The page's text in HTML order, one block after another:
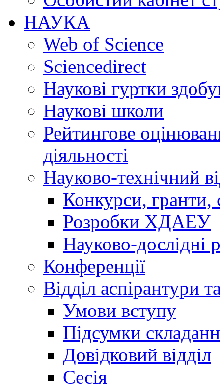
НАУКА
Web of Science
Sciencedirect
Наукові гуртки
Наукові школи
Рейтингове
діяльності
Науково-технічний
Конкурси, гранти,
Розробки ХДАЕУ
Науково-дослідні
Конференції
Відділ аспірантури
Умови вступу
Підсумки
Довідковий відділ
Сесія